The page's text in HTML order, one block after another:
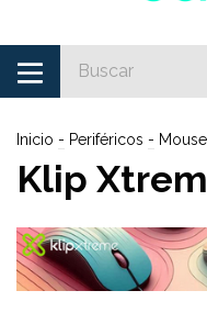
Inicio - Periféricos - Mouse
Klip